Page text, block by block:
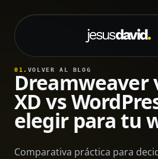
01. VOLVER AL BLOG
Dreamweaver
XD vs
elegir para tu
Comparativa práctica para